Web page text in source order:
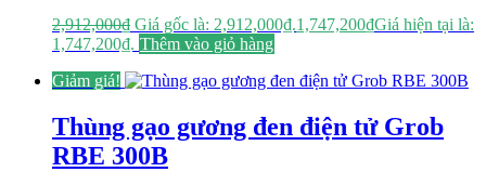
2,912,000₫ Giá gốc là: 2,912,000₫.1,747,200₫Giá hiện tại là:
1,747,200₫. Thêm vào giỏ hàng
Giảm giá!
Thùng gạo gương đen điện tử Grob
RBE 300B